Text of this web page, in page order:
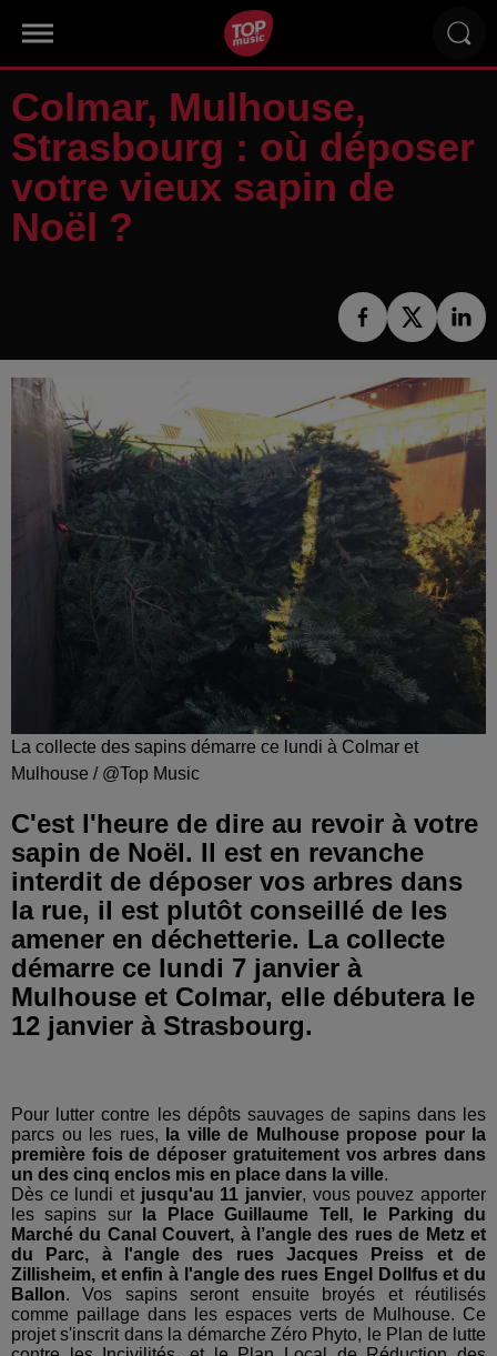
Colmar, Mulhouse,
Strasbourg : où déposer
votre vieux sapin de
Noël ?
La collecte des sapins démarre ce lundi à Colmar et
Mulhouse / @Top Music
C'est l'heure de dire au revoir à votre
sapin de Noël. Il est en revanche
interdit de déposer vos arbres dans
la rue, il est plutôt conseillé de les
amener en déchetterie. La collecte
démarre ce lundi 7 janvier à
Mulhouse et Colmar, elle débutera le
12 janvier à Strasbourg.
Pour lutter contre les dépôts sauvages de sapins dans les
parcs ou les rues,
la ville de Mulhouse propose pour la
première fois de déposer gratuitement vos arbres dans
un des cinq enclos mis en place dans la ville.
Dès ce lundi et jusqu'au 11 janvier, vous pouvez apporter
les sapins surla Place Guillaume Tell, le Parking du
Marché du Canal Couvert, à l’angle des rues de Metz et
du Parc, à l'angle des rues Jacques Preiss et de
Zillisheim, et enfin à l'angle des rues Engel Dollfus et du
Ballon. Vos sapins seront ensuite broyés et réutilisés
comme paillage dans les espaces verts de Mulhouse. Ce
projet s'inscrit dans la démarche Zéro Phyto, le Plan de lutte